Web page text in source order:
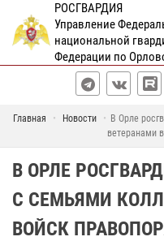
РОСГВАРДИЯ
Управление
национальной
Федерации по
Главная Новости
В Орле
ветеранами
В ОРЛЕ
С СЕМЬЯМИ
ВОЙСК